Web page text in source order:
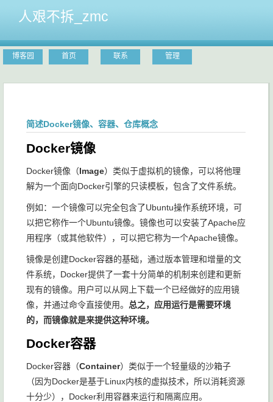
人艰不拆_zmc
博客园 首页 联系 管理
简述Docker镜像、容器、仓库概念
Docker镜像
Docker镜像（Image）类似于虚拟机的镜像，可以将他理
解为一个面向Docker引擎的只读模板，包含了文件系统。
例如：一个镜像可以完全包含了Ubuntu操作系统环境，可
以把它称作一个Ubuntu镜像。镜像也可以安装了Apache应
用程序（或其他软件），可以把它称为一个Apache镜像。
镜像是创建Docker容器的基础，通过版本管理和增量的文
件系统，Docker提供了一套十分简单的机制来创建和更新
现有的镜像。用户可以从网上下载一个已经做好的应用镜
像，并通过命令直接使用。 总之，应用运行是需要环境
的，而镜像就是来提供这种环境。
Docker容器
Docker容器（Container）类似于一个轻量级的沙箱子
（因为Docker是基于Linux内核的虚拟技术，所以消耗资源
十分少），Docker利用容器来运行和隔离应用。